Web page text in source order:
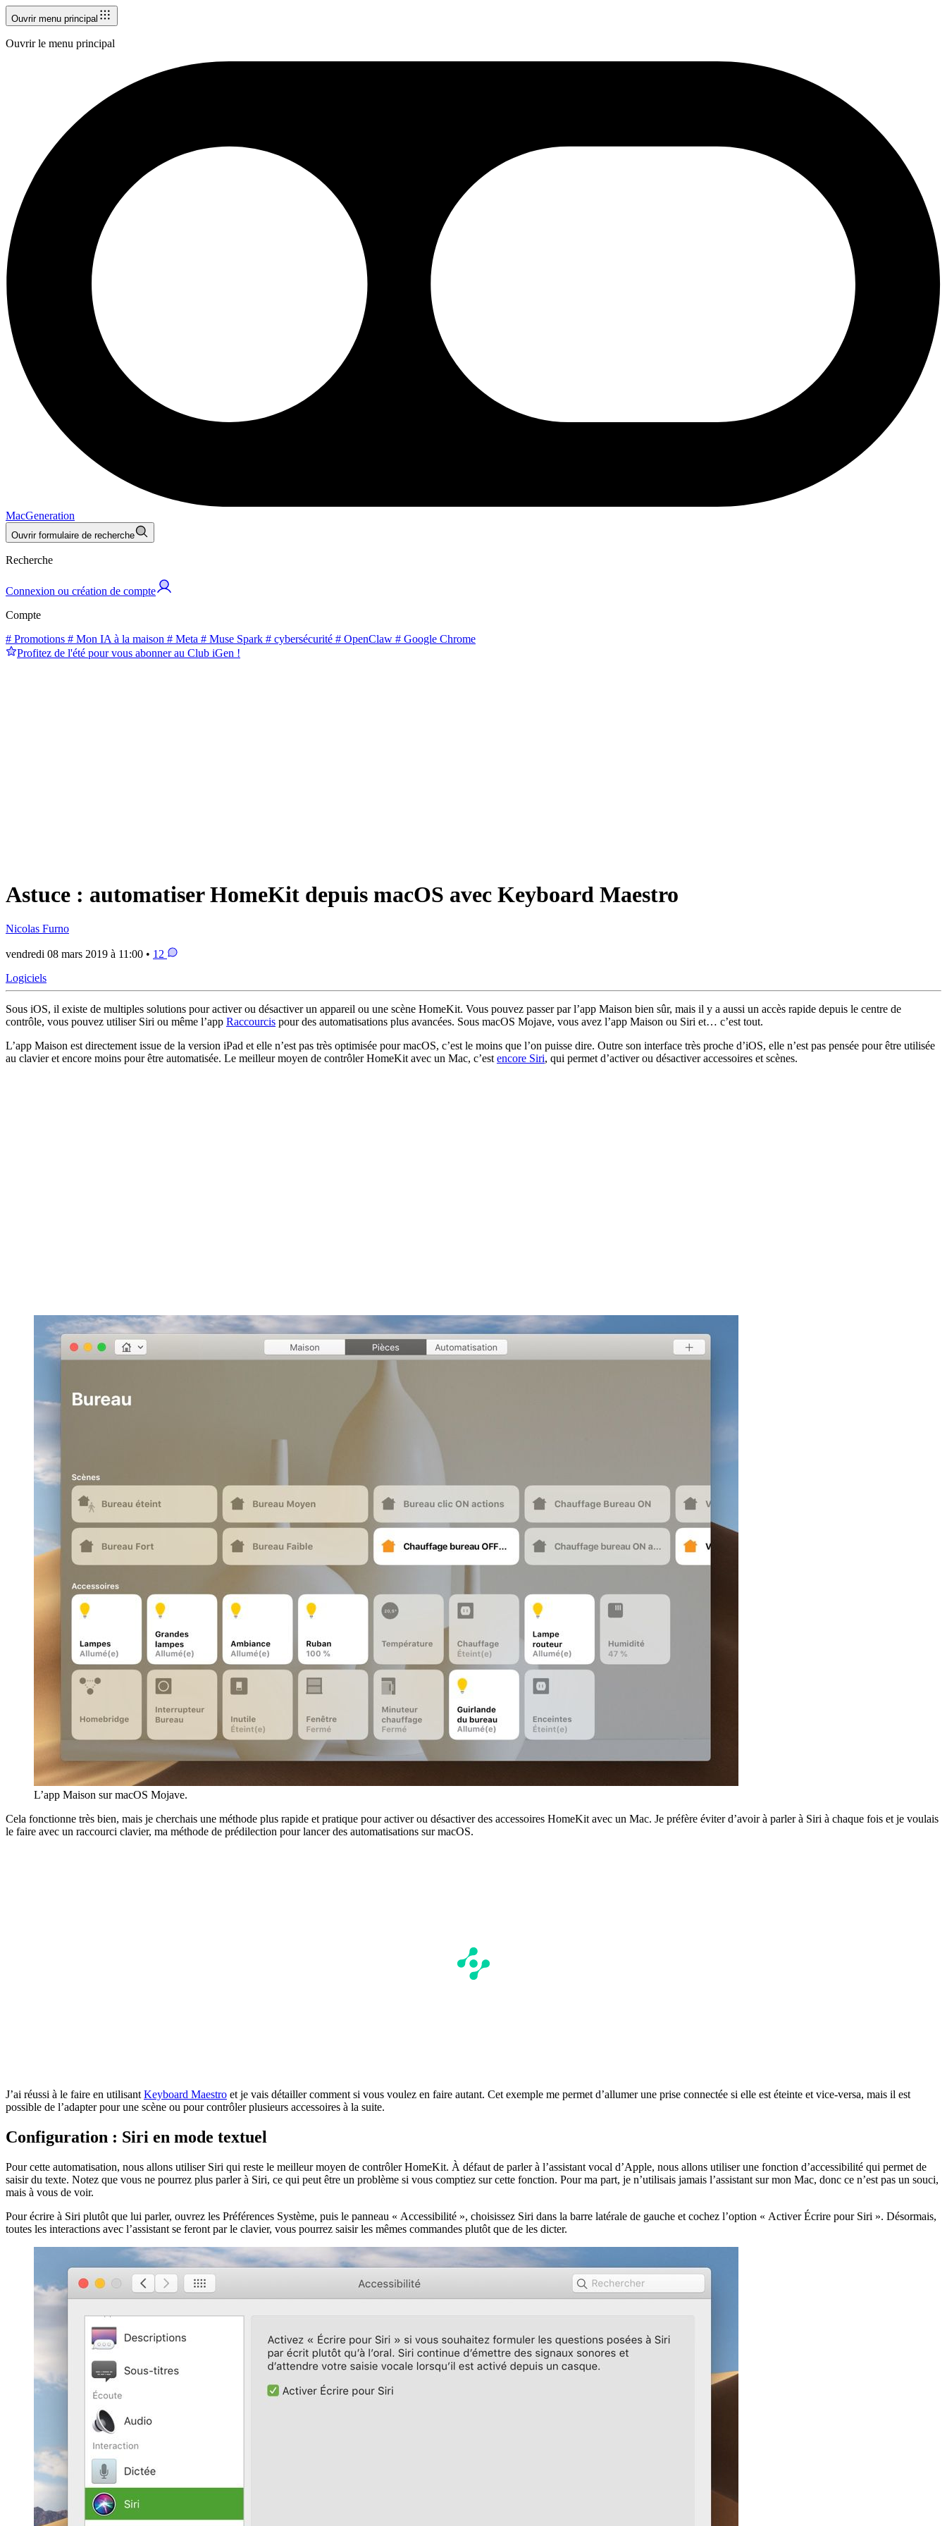
Ouvrir menu principal
Ouvrir le menu principal
MacGeneration
Ouvrir formulaire de recherche
Recherche
Connexion ou création de compte
Compte
# Promotions # Mon IA à la maison # Meta # Muse Spark # cybersécurité # OpenClaw # Google Chrome
Profitez de l'été pour vous abonner au Club iGen !
Astuce : automatiser HomeKit depuis macOS avec Keyboard Maestro
Nicolas Furno
vendredi 08 mars 2019 à 11:00 • 12
Logiciels
Sous iOS, il existe de multiples solutions pour activer ou désactiver un appareil ou une scène HomeKit. Vous pouvez passer par l’app Maison bien sûr, mais il y a aussi un accès rapide depuis le centre de
contrôle, vous pouvez utiliser Siri ou même l’app Raccourcis pour des automatisations plus avancées. Sous macOS Mojave, vous avez l’app Maison ou Siri et… c’est tout.
L’app Maison est directement issue de la version iPad et elle n’est pas très optimisée pour macOS, c’est le moins que l’on puisse dire. Outre son interface très proche d’iOS, elle n’est pas pensée pour être utilisée
au clavier et encore moins pour être automatisée. Le meilleur moyen de contrôler HomeKit avec un Mac, c’est encore Siri, qui permet d’activer ou désactiver accessoires et scènes.
L’app Maison sur macOS Mojave.
Cela fonctionne très bien, mais je cherchais une méthode plus rapide et pratique pour activer ou désactiver des accessoires HomeKit avec un Mac. Je préfère éviter d’avoir à parler à Siri à chaque fois et je voulais
le faire avec un raccourci clavier, ma méthode de prédilection pour lancer des automatisations sur macOS.
J’ai réussi à le faire en utilisant Keyboard Maestro et je vais détailler comment si vous voulez en faire autant. Cet exemple me permet d’allumer une prise connectée si elle est éteinte et vice-versa, mais il est
possible de l’adapter pour une scène ou pour contrôler plusieurs accessoires à la suite.
Configuration : Siri en mode textuel
Pour cette automatisation, nous allons utiliser Siri qui reste le meilleur moyen de contrôler HomeKit. À défaut de parler à l’assistant vocal d’Apple, nous allons utiliser une fonction d’accessibilité qui permet de
saisir du texte. Notez que vous ne pourrez plus parler à Siri, ce qui peut être un problème si vous comptiez sur cette fonction. Pour ma part, je n’utilisais jamais l’assistant sur mon Mac, donc ce n’est pas un souci,
mais à vous de voir.
Pour écrire à Siri plutôt que lui parler, ouvrez les Préférences Système, puis le panneau « Accessibilité », choisissez Siri dans la barre latérale de gauche et cochez l’option « Activer Écrire pour Siri ». Désormais,
toutes les interactions avec l’assistant se feront par le clavier, vous pourrez saisir les mêmes commandes plutôt que de les dicter.